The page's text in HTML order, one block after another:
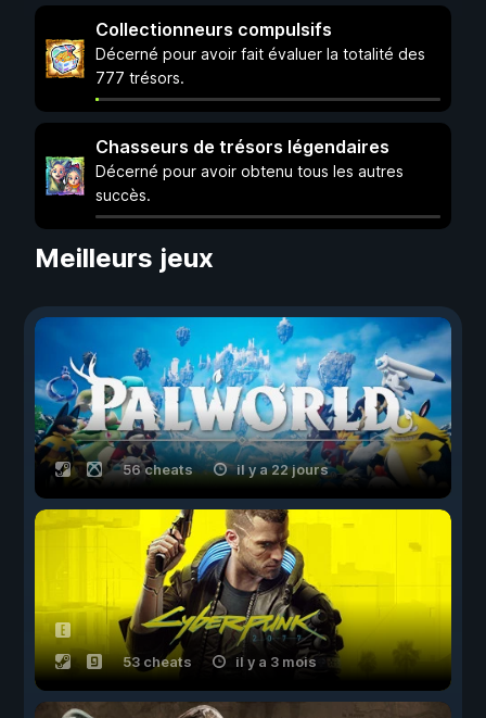
Collectionneurs compulsifs
Décerné pour avoir fait évaluer la totalité des
777 trésors.
Chasseurs de trésors légendaires
Décerné pour avoir obtenu tous les autres
succès.
Meilleurs jeux
56 cheats il y a 22 jours
53 cheats il y a 3 mois